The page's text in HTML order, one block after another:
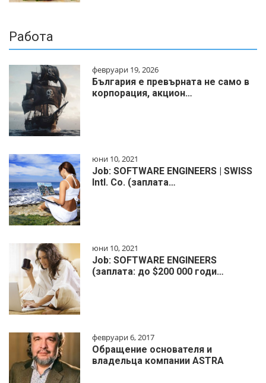
Работа
февруари 19, 2026
България е превърната не само в
корпорация, акцион…
юни 10, 2021
Job: SOFTWARE ENGINEERS | SWISS
Intl. Co. (заплата…
юни 10, 2021
Job: SOFTWARE ENGINEERS
(заплата: до $200 000 годи…
февруари 6, 2017
Обращение основателя и
владельца компании ASTRA